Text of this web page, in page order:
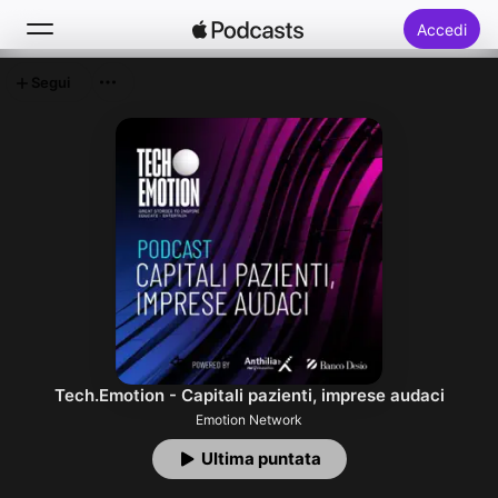
Accedi
Classifiche
Tech.Emotion - Capitali pazienti, imprese audaci
Emotion Network
Ultima puntata